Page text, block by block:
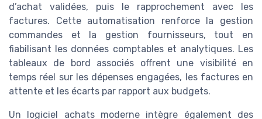
d’achat validées, puis le rapprochement avec les
factures. Cette automatisation renforce la gestion
commandes et la gestion fournisseurs, tout en
fiabilisant les données comptables et analytiques. Les
tableaux de bord associés offrent une visibilité en
temps réel sur les dépenses engagées, les factures en
attente et les écarts par rapport aux budgets.
Un logiciel achats moderne intègre également des